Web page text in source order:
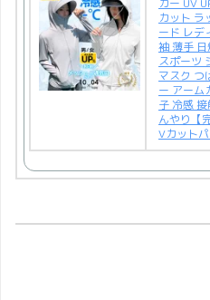
カット ラ
ード レデ
袖 薄手
スポーツ
マスク つ
ー アーム
子 冷感
んやり【
Vカットパ